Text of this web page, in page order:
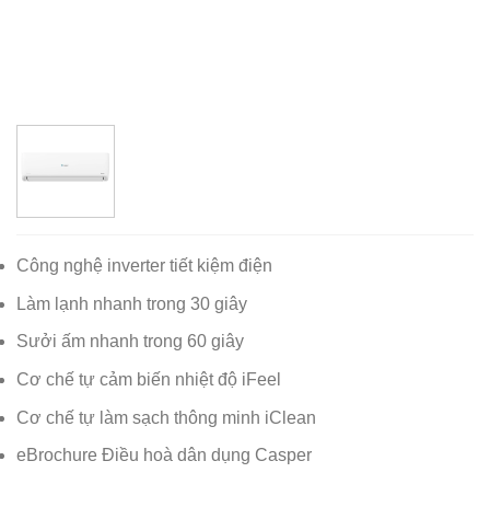
Công nghệ inverter tiết kiệm điện
Làm lạnh nhanh trong 30 giây
Sưởi ấm nhanh trong 60 giây
Cơ chế tự cảm biến nhiệt độ iFeel
Cơ chế tự làm sạch thông minh iClean
eBrochure Điều hoà dân dụng Casper